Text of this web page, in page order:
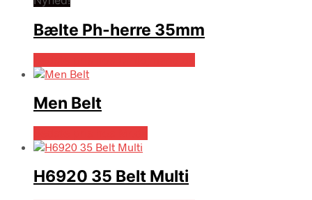
Bælte Ph-herre 35mm
Men Belt
H6920 35 Belt Multi